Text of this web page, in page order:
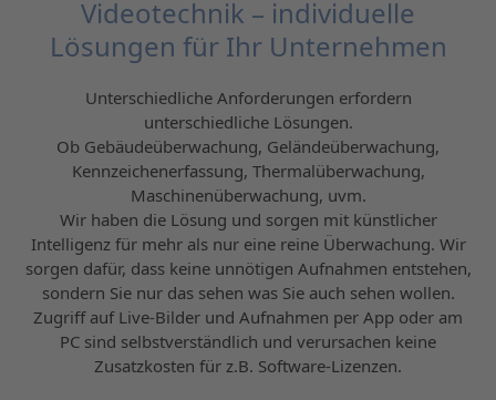
Videotechnik – individuelle
Lösungen für Ihr Unternehmen
Unterschiedliche Anforderungen erfordern
unterschiedliche Lösungen.
Ob Gebäudeüberwachung, Geländeüberwachung,
Kennzeichenerfassung, Thermalüberwachung,
Maschinenüberwachung, uvm.
Wir haben die Lösung und sorgen mit künstlicher
Intelligenz für mehr als nur eine reine Überwachung. Wir
sorgen dafür, dass keine unnötigen Aufnahmen entstehen,
sondern Sie nur das sehen was Sie auch sehen wollen.
Zugriff auf Live-Bilder und Aufnahmen per App oder am
PC sind selbstverständlich und verursachen keine
Zusatzkosten für z.B. Software-Lizenzen.